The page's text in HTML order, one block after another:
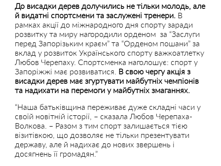
До висадки дерев долучились не тільки молодь, але
й видатні спортсмени та заслужені тренери. В
рамках акції до міжнародного дня спорту заради
розвитку та миру нагородили орденом за “Заслуги
перед Запорізьким краєм” та “Орденом пошани” за
вклад у розвиток Українського спорту важкоатлетку
Любов Черепаху. Спортсменка наголошує: спорт у
Запоріжжі має розвиватися. В свою чергу акція з
висадки дерев має згуртувати майбутніх чемпіонів
та надихати на перемоги у майбутніх змаганнях.
“Наша батьківщина переживає дуже складні часи у
своїй новітній історії, – сказала Любов Черепаха-
Волкова. – Разом з тим спорт залишається тією
візитівкою, що дозволяє не тільки презентувати
державу, але й надихає до нових звершень і
досягнень її громадян.”